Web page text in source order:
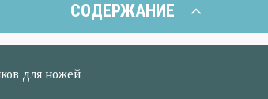
СОДЕРЖАНИЕ
для ножей